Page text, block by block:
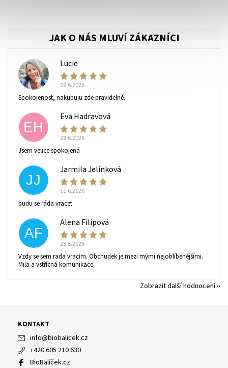
ochrany osobních údajů
L
Lucie
28.6.2026
Spokojenost, nakupuju zde pravidelně.
EH
Eva Hadravová
28.6.2026
Jsem velice spokojená
JJ
Jarmila Jelínková
11.6.2026
budu se ráda vracet
AF
Alena Filipová
28.5.2026
Vzdy se sem rada vracim. Obchudek je mezi mými nejoblíbenějšími.
Mila a vstřícná komunikace.
Zobrazit další hodnocení
KONTAKT
info@biobalicek.cz
+420 605 210 630
BioBalíček.cz